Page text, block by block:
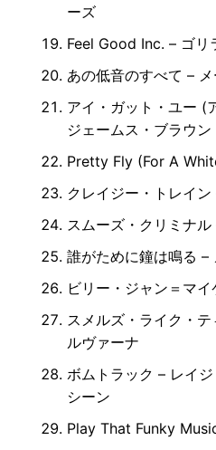
ーズ
Feel Good Inc. – ゴリ
あの低音のすべて –
アイ・ガット・ユー (
ジェームス・ブラウン
Pretty Fly (For A
クレイジー・トレイ
スムーズ・クリミナ
誰がために鐘は鳴る –
ビリー・ジャン＝マ
スメルズ・ライク・
ルヴァーナ
ボムトラック – レイ
シーン
Play That Funky